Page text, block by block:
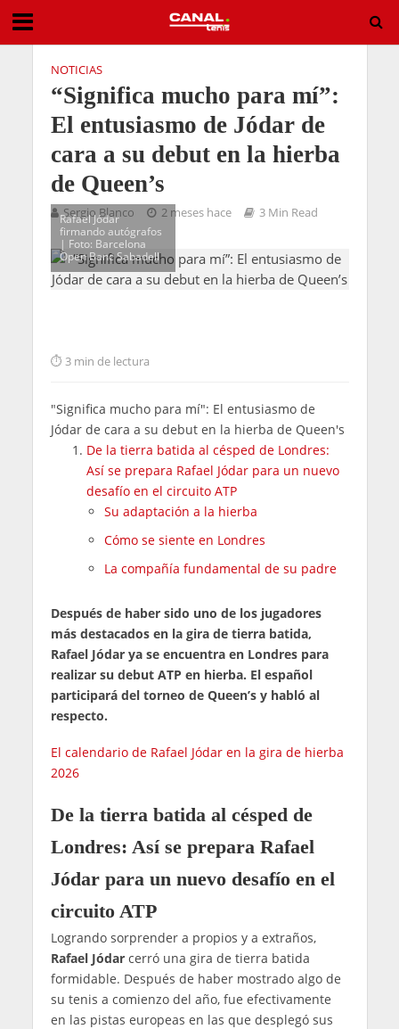
NOTICIAS
“Significa mucho para mí”:
El entusiasmo de Jódar de
cara a su debut en la hierba
de Queen’s
Sergio Blanco 2 meses hace 3 Min Read
Rafael Jódar
firmando autógrafos
| Foto: Barcelona
Open Banc Sabadell
3 min de lectura
"Significa mucho para mí": El entusiasmo de
Jódar de cara a su debut en la hierba de Queen's
De la tierra batida al césped de Londres:
Así se prepara Rafael Jódar para un nuevo
desafío en el circuito ATP
Su adaptación a la hierba
Cómo se siente en Londres
La compañía fundamental de su padre
Después de haber sido uno de los jugadores
más destacados en la gira de tierra batida,
Rafael Jódar ya se encuentra en Londres para
realizar su debut ATP en hierba. El español
participará del torneo de Queen’s y habló al
respecto.
El calendario de Rafael Jódar en la gira de hierba
2026
De la tierra batida al césped de
Londres: Así se prepara Rafael
Jódar para un nuevo desafío en el
circuito ATP
Logrando sorprender a propios y a extraños,
Rafael Jódarcerró una gira de tierra batida
formidable. Después de haber mostrado algo de
su tenis a comienzo del año, fue efectivamente
en las pistas europeas en las que desplegó sus